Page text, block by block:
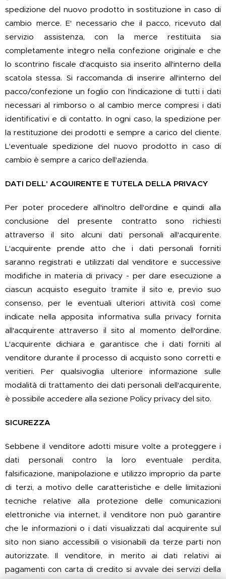
spedizione del nuovo prodotto in sostituzione in caso di
cambio merce. E' necessario che il pacco, ricevuto dal
servizio assistenza, con la merce restituita sia
completamente integro nella confezione originale e che
lo scontrino fiscale d'acquisto sia inserito all'interno della
scatola stessa. Si raccomanda di inserire all'interno del
pacco/confezione un foglio con l'indicazione di tutti i dati
necessari al rimborso o al cambio merce compresi i dati
identificativi e di contatto. In ogni caso, la spedizione per
la restituzione dei prodotti e sempre a carico del cliente.
L'eventuale spedizione del nuovo prodotto in caso di
cambio è sempre a carico dell'azienda.
DATI DELL' ACQUIRENTE E TUTELA DELLA PRIVACY
Per poter procedere all'inoltro dell'ordine e quindi alla
conclusione del presente contratto sono richiesti
attraverso il sito alcuni dati personali all'acquirente.
L'acquirente prende atto che i dati personali forniti
saranno registrati e utilizzati dal venditore e successive
modifiche in materia di privacy - per dare esecuzione a
ciascun acquisto eseguito tramite il sito e, previo suo
consenso, per le eventuali ulteriori attività così come
indicate nella apposita informativa sulla privacy fornita
all'acquirente attraverso il sito al momento dell'ordine.
L'acquirente dichiara e garantisce che i dati forniti al
venditore durante il processo di acquisto sono corretti e
veritieri. Per qualsivoglia ulteriore informazione sulle
modalità di trattamento dei dati personali dell'acquirente,
è possibile accedere alla sezione Policy privacy del sito.
SICUREZZA
Sebbene il venditore adotti misure volte a proteggere i
dati personali contro la loro eventuale perdita,
falsificazione, manipolazione e utilizzo improprio da parte
di terzi, a motivo delle caratteristiche e delle limitazioni
tecniche relative alla protezione delle comunicazioni
elettroniche via internet, il venditore non può garantire
che le informazioni o i dati visualizzati dal acquirente sul
sito non siano accessibili o visionabili da terze parti non
autorizzate. Il venditore, in merito ai dati relativi ai
pagamenti con carta di credito si avvale dei servizi della